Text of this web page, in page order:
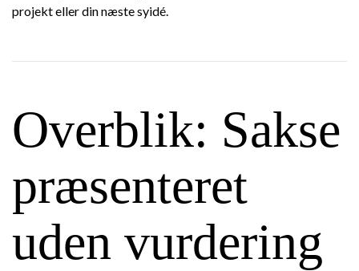
projekt eller din næste syidé.
Overblik: Sakse
præsenteret
uden vurdering